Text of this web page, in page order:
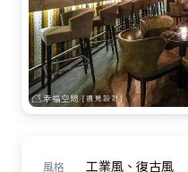
風格 工業風、復古風